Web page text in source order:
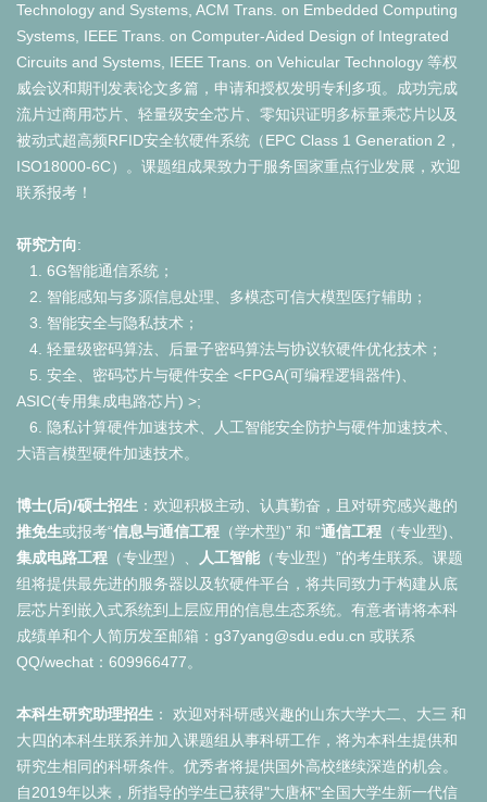
Technology and Systems, ACM Trans. on Embedded Computing
Systems, IEEE Trans. on Computer-Aided Design of Integrated
Circuits and Systems, IEEE Trans. on Vehicular Technology 等权
威会议和期刊发表论文多篇，申请和授权发明专利多项。成功完成
流片过商用芯片、轻量级安全芯片、零知识证明多标量乘芯片以及
被动式超高频RFID安全软硬件系统（EPC Class 1 Generation 2，
ISO18000-6C）。课题组成果致力于服务国家重点行业发展，欢迎
联系报考！
研究方向:
1. 6G智能通信系统；
2. 智能感知与多源信息处理、多模态可信大模型医疗辅助；
3. 智能安全与隐私技术；
4. 轻量级密码算法、后量子密码算法与协议软硬件优化技术；
5. 安全、密码芯片与硬件安全 <FPGA(可编程逻辑器件)、
ASIC(专用集成电路芯片) >;
6. 隐私计算硬件加速技术、
人工智能安全防护与硬件加速技术、
大语言模型硬件加速技术。
博士(后)/硕士招生 ：欢迎积极主动、认真勤奋，且对研究感兴趣的
推免生或报考“信息与通信工程 （学术型)” 和 “通信工程 （专业型)、
集成电路工程 （专业型）、 人工智能 （专业型）”的考生联系。课题
组将提供最先进的服务器以及软硬件平台，将共同致力于构建从底
层芯片到嵌入式系统到上层应用的信息生态系统。有意者请将本科
成绩单和个人简历发至邮箱：g37yang@sdu.edu.cn 或联系
QQ/wechat：609966477。
本科生研究助理招生 ： 欢迎对科研感兴趣的山东大学大二、大三 和
大四的本科生联系并加入课题组从事科研工作，将为本科生提供和
研究生相同的科研条件。优秀者将提供国外高校继续深造的机会。
自2019年以来，所指导的学生已获得"大唐杯"全国大学生新一代信